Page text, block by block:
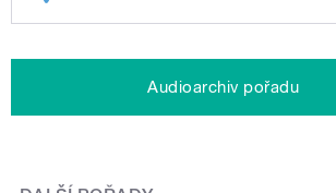
Audioarchiv pořadu